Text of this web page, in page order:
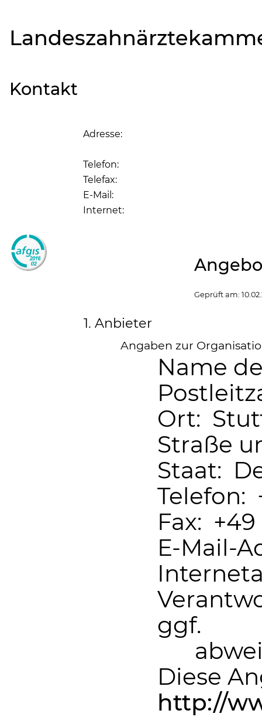
Kontakt
Adresse:
Telefon:
Telefax:
E-Mail:
Internet:
Geprüft am:
1. Anbieter
Angaben zur
Name
Ort:
Straße
Staat:
Telefon:
Fax: +49
E-Mail-
ggf.
Diese
http://